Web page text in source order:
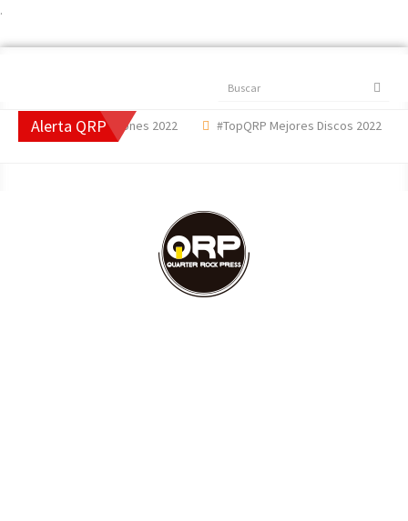
.
Buscar
Alerta QRP
Mejores Canciones 2022 #TopQRP Mejores Discos 2022